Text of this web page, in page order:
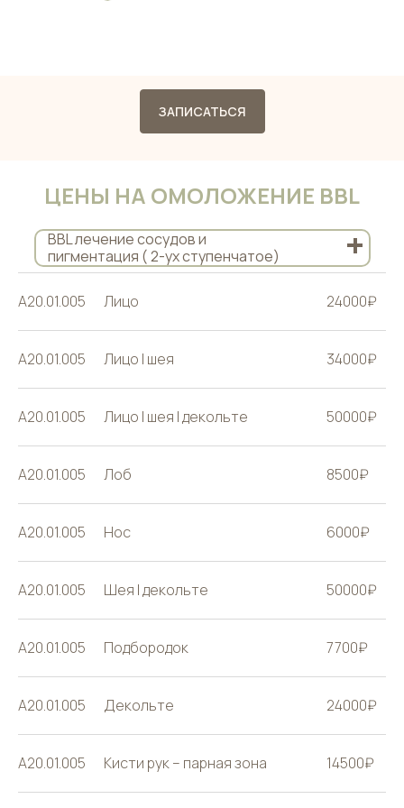
ЗАПИСАТЬСЯ
ЦЕНЫ НА ОМОЛОЖЕНИЕ BBL
BBL лечение сосудов и
пигментация ( 2-ух ступенчатое)
+
A20.01.005 Лицо 24000₽
A20.01.005 Лицо | шея 34000₽
A20.01.005 Лицо | шея | декольте 50000₽
A20.01.005 Лоб 8500₽
A20.01.005 Нос 6000₽
A20.01.005 Шея | декольте 50000₽
A20.01.005 Подбородок 7700₽
A20.01.005 Декольте 24000₽
A20.01.005 Кисти рук – парная зона 14500₽